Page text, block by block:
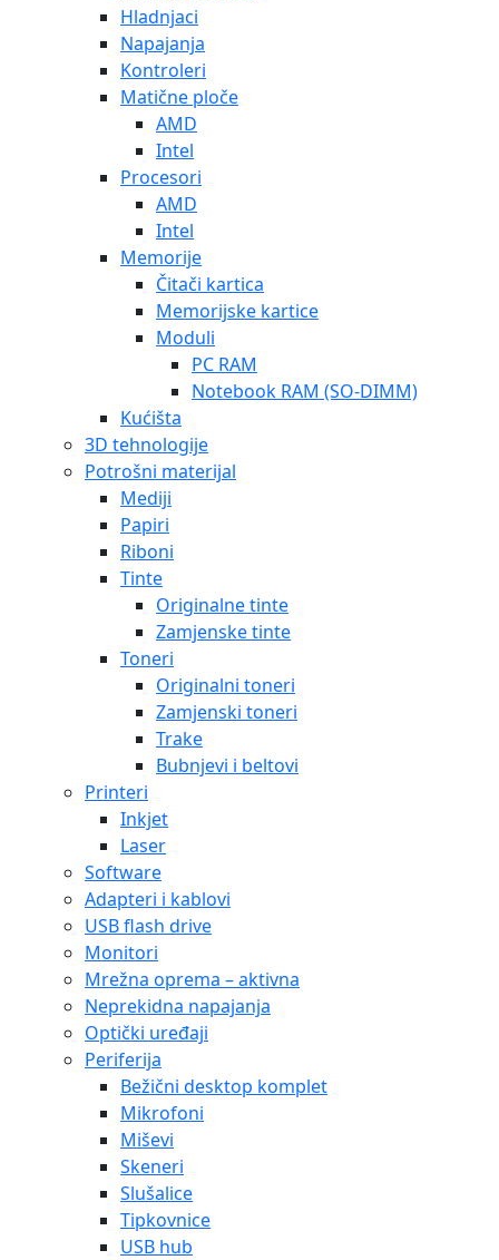
Hladnjaci
Napajanja
Kontroleri
Matične ploče
AMD
Intel
Procesori
AMD
Intel
Memorije
Čitači kartica
Memorijske kartice
Moduli
PC RAM
Notebook RAM (SO-DIMM)
Kućišta
3D tehnologije
Potrošni materijal
Mediji
Papiri
Riboni
Tinte
Originalne tinte
Zamjenske tinte
Toneri
Originalni toneri
Zamjenski toneri
Trake
Bubnjevi i beltovi
Printeri
Inkjet
Laser
Software
Adapteri i kablovi
USB flash drive
Monitori
Mrežna oprema – aktivna
Neprekidna napajanja
Optički uređaji
Periferija
Bežični desktop komplet
Mikrofoni
Miševi
Skeneri
Slušalice
Tipkovnice
USB hub